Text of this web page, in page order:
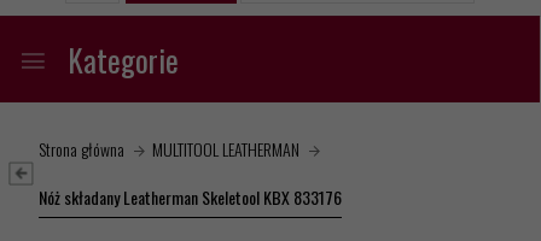
Kategorie
Strona główna
MULTITOOL LEATHERMAN
Nóż składany Leatherman Skeletool KBX 833176